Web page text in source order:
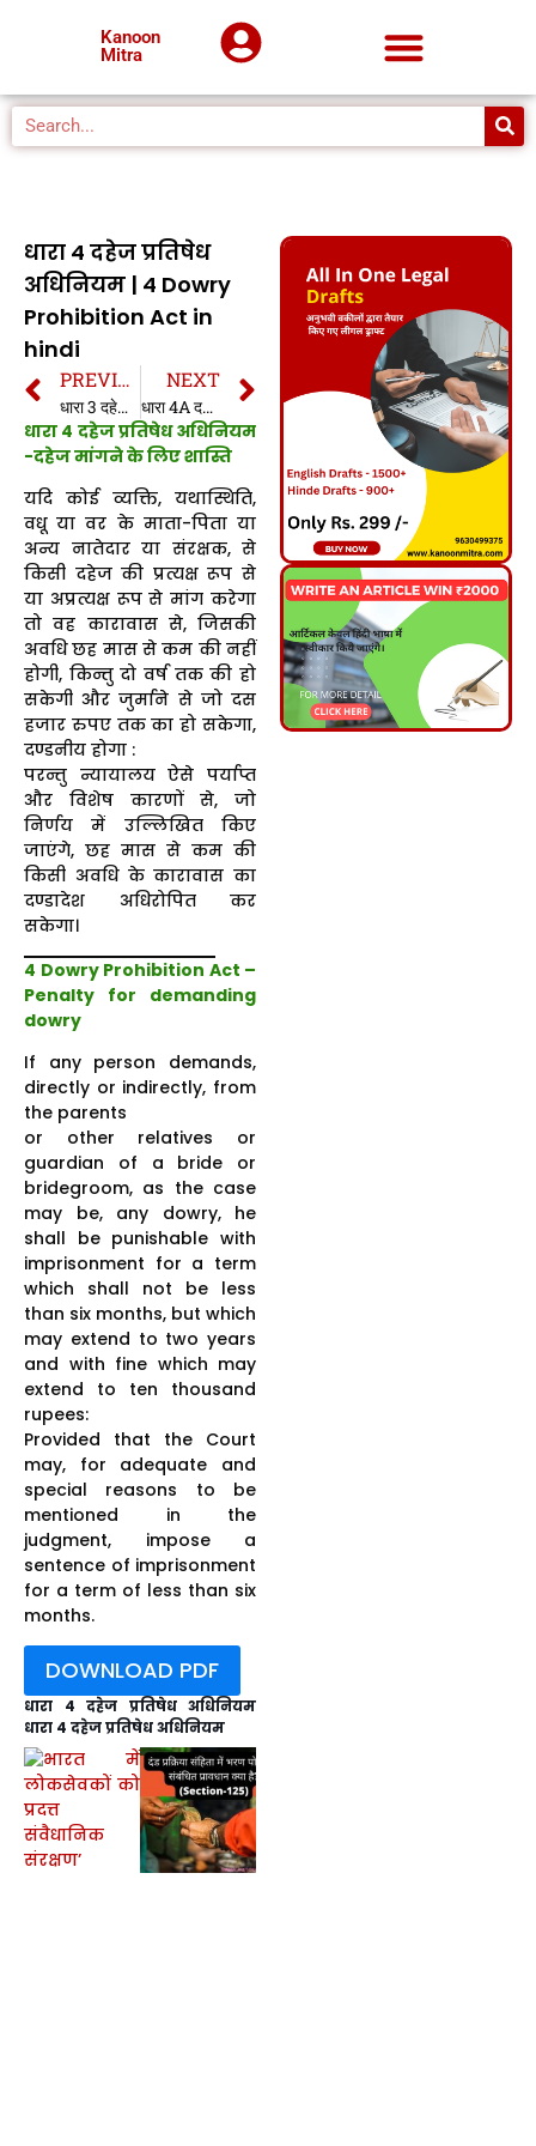
Kanoon
Mitra
धारा 4 दहेज प्रतिषेध
अधिनियम | 4 Dowry
Prohibition Act in
hindi
PREVIOUS
धारा 3 दहेज प्रतिषेध अधिनियम | 3 Dowry Prohibition Act in hindi
NEXT
धारा 4A दहेज प्रतिषेध अधिनियम | 4A Dowry Prohibition Act in hindi
धारा 4 दहेज प्रतिषेध अधिनियम
-दहेज मांगने के लिए शास्ति
यदि कोई व्यक्ति, यथास्थिति,
वधू या वर के माता-पिता या
अन्य नातेदार या संरक्षक, से
किसी दहेज की प्रत्यक्ष रूप से
या अप्रत्यक्ष रूप से मांग करेगा
तो वह कारावास से, जिसकी
अवधि छह मास से कम की नहीं
होगी, किन्तु दो वर्ष तक की हो
सकेगी और जुर्माने से जो दस
हजार रुपए तक का हो सकेगा,
दण्डनीय होगा :
परन्तु न्यायालय ऐसे पर्याप्त
और विशेष कारणों से, जो
निर्णय में उल्लिखित किए
जाएंगे, छह मास से कम की
किसी अवधि के कारावास का
दण्डादेश अधिरोपित कर
सकेगा।
4 Dowry Prohibition Act –
Penalty for demanding
dowry
If any person demands,
directly or indirectly, from
the parents
or other relatives or
guardian of a bride or
bridegroom, as the case
may be, any dowry, he
shall be punishable with
imprisonment for a term
which shall not be less
than six months, but which
may extend to two years
and with fine which may
extend to ten thousand
rupees:
Provided that the Court
may, for adequate and
special reasons to be
mentioned in the
judgment, impose a
sentence of imprisonment
for a term of less than six
months.
DOWNLOAD PDF
धारा 4 दहेज प्रतिषेध अधिनियम
धारा 4 दहेज प्रतिषेध अधिनियम